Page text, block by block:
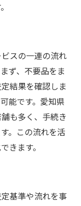
スの一連の流れ
ず、不要品をま
結果を確認しま
能です。愛知県
も多く、手続き
。この流れを活
きます。
基準や流れを事